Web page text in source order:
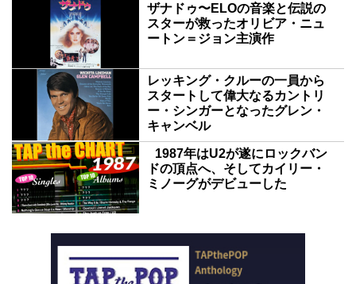
ザナドゥ〜ELOの音楽と伝説の
スターが救ったオリビア・ニュ
ートン＝ジョン主演作
レッキング・クルーの一員から
スタートして偉大なるカントリ
ー・シンガーとなったグレン・
キャンベル
1987年はU2が遂にロックバン
ドの頂点へ、そしてカイリー・
ミノーグがデビューした